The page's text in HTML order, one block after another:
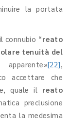
la portata
connubio “reato
tenuità del
[22],
accettare che
quale il reato
preclusione
la medesima